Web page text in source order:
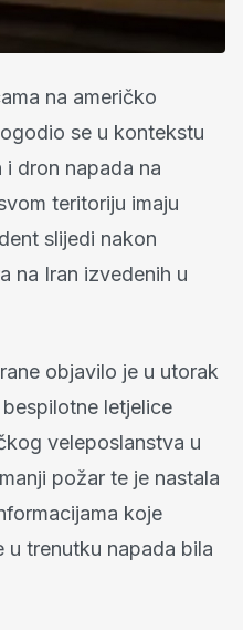
na američko
se u kontekstu
i dron napada na
teritoriju imaju
slijedi nakon
na Iran izvedenih u
objavilo je u utorak
letjelice
veleposlanstva u
požar te je nastala
koje
u trenutku napada bila